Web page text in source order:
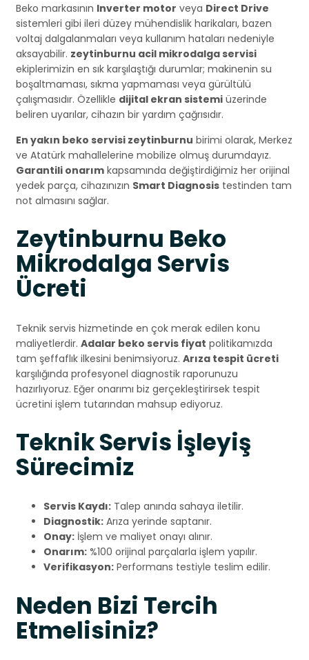
Beko markasının Inverter motor veya Direct Drive
sistemleri gibi ileri düzey mühendislik harikaları, bazen
voltaj dalgalanmaları veya kullanım hataları nedeniyle
aksayabilir. zeytinburnu acil mikrodalga servisi
ekiplerimizin en sık karşılaştığı durumlar; makinenin su
boşaltmaması, sıkma yapmaması veya gürültülü
çalışmasıdır. Özellikle dijital ekran sistemi üzerinde
beliren uyarılar, cihazın bir yardım çağrısıdır.
En yakın beko servisi zeytinburnu birimi olarak, Merkez
ve Atatürk mahallelerine mobilize olmuş durumdayız.
Garantili onarım kapsamında değiştirdiğimiz her orijinal
yedek parça, cihazınızın Smart Diagnosis testinden tam
not almasını sağlar.
Zeytinburnu Beko
Mikrodalga Servis
Ücreti
Teknik servis hizmetinde en çok merak edilen konu
maliyetlerdir. Adalar beko servis fiyat politikamızda
tam şeffaflık ilkesini benimsiyoruz. Arıza tespit ücreti
karşılığında profesyonel diagnostik raporunuzu
hazırlıyoruz. Eğer onarımı biz gerçekleştirirsek tespit
ücretini işlem tutarından mahsup ediyoruz.
Teknik Servis İşleyiş
Sürecimiz
Servis Kaydı: Talep anında sahaya iletilir.
Diagnostik: Arıza yerinde saptanır.
Onay: İşlem ve maliyet onayı alınır.
Onarım: %100 orijinal parçalarla işlem yapılır.
Verifikasyon: Performans testiyle teslim edilir.
Neden Bizi Tercih
Etmelisiniz?